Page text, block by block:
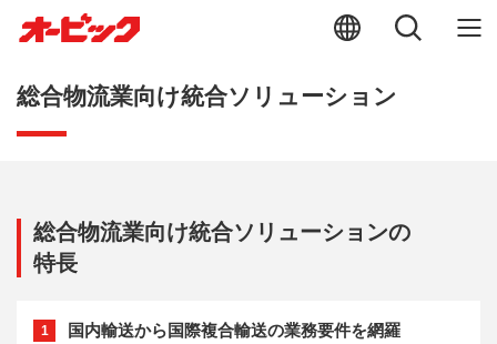
総合物流業向け統合ソリューション
総合物流業向け統合ソリューションの
特長
1 国内輸送から国際複合輸送の業務要件を網羅